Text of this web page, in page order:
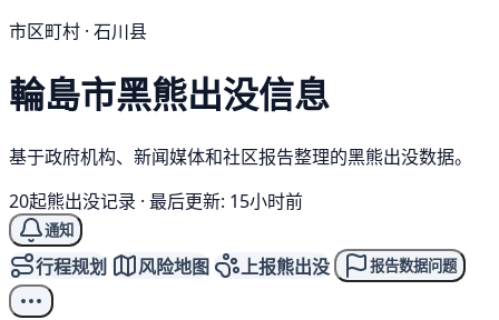
市区町村 · 石川县
輪島市黑熊出没信息
基于政府机构、新闻媒体和社区报告整理的黑熊出没数据。
20起熊出没记录 · 最后更新: 15小时前
通知
行程规划 风险地图 上报熊出没 报告数据问题